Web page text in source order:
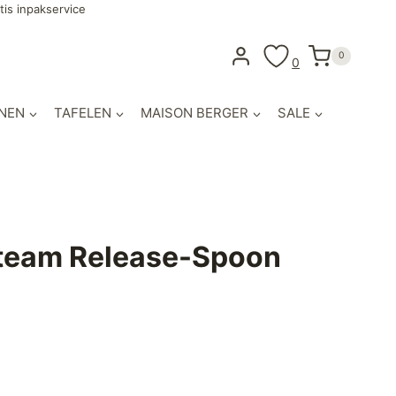
inpakservice
0 0
TAFELEN MAISON BERGER SALE
Release-Spoon